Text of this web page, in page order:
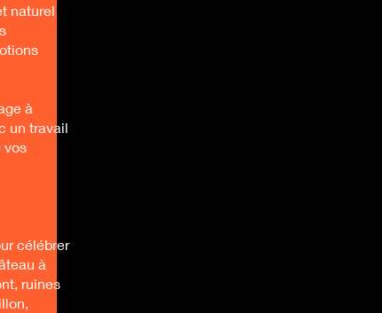
naturel
à
un travail
vos
célébrer
à
ruines